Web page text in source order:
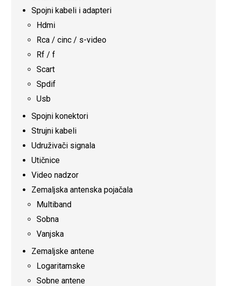
Spojni kabeli i adapteri
Hdmi
Rca / cinc / s-video
Rf / f
Scart
Spdif
Usb
Spojni konektori
Strujni kabeli
Udruživači signala
Utičnice
Video nadzor
Zemaljska antenska pojačala
Multiband
Sobna
Vanjska
Zemaljske antene
Logaritamske
Sobne antene